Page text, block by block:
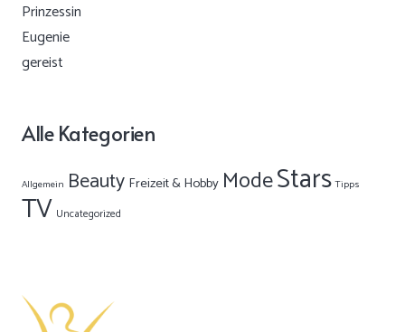
Alle Kategorien
Allgemein Beauty Freizeit & Hobby ModeStars Tipps
TV Uncategorized